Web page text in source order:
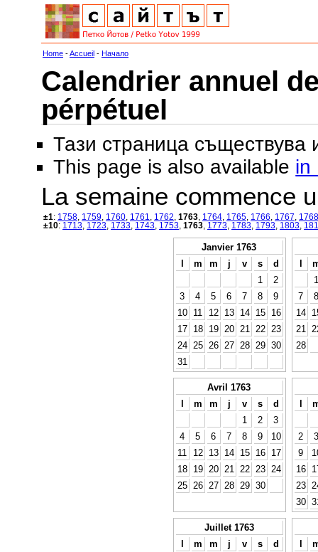
Home -Accueil - Начало
Calendrier annuel
pérpétuel
Тази страница съществува
This page is also available in
La semaine commence
±1: 1758 1759 1760 1761 1762 1763 1764 1765 1766 1767
1768
±10: 1713 1723 1733 1743 1753 1763 1773 1783 1793 1803
Janvier 1763
l
m m j v s
d
1
2
3
4 5 6 7 8
9
10
11 12 13 14 15
16
17
18 19 20 21 22
23
24
25 26 27 28 29 30
31
l
1
7
8
14
21
28
Avril 1763
l
m m j v s
d
1
2
3
4
5 6 7 8 9
10
11
12 13 14 15 16
17
18
19 20 21 22 23
24
25
26 27 28 29 30
l
2
3
9
16
23
30
Juillet 1763
l
m m j v s
d
l